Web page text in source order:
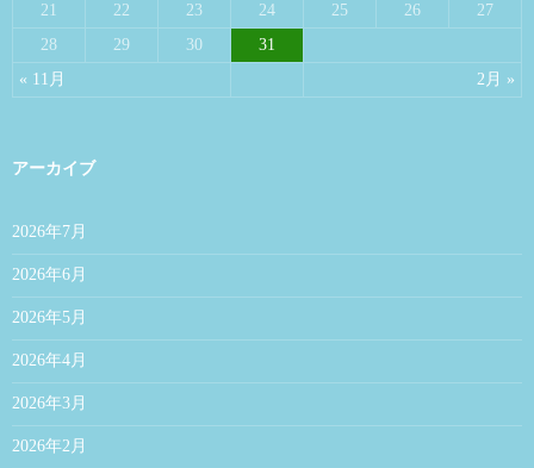
« 11月 2月 »
21
22 23 24 25 26
27
28
29 30 31
アーカイブ
2026年7月
2026年6月
2026年5月
2026年4月
2026年3月
2026年2月